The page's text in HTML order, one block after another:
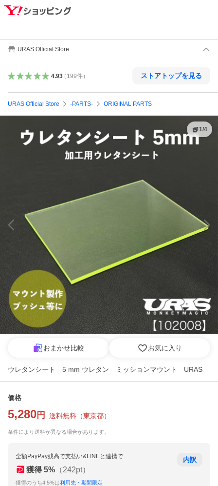
URAS Official Store
4.93（ 199件） ストアトップを見る
URAS Official Store -PARTS- ORIGINAL PARTS
1/4
おまかせ比較 お気に入り
ウレタンシート 5 mm ウレタン ミッションマウント URAS
価格
5,280 円 送料無料 （東京都）
条件により送料が異なる場合があります。
全額PayPay残高で支払い&LINEと連携で
獲得 5% （242pt）
獲得のうち4.5%は利用先・期間限定
内訳